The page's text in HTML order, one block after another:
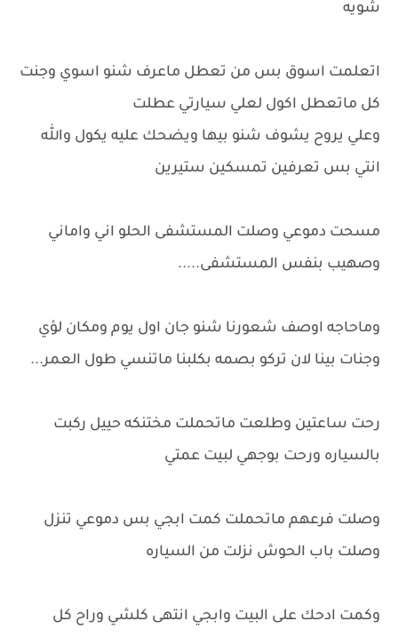
شويه
اتعلمت اسوق بس من تعطل ماعرف شنو اسوي وجنت
كل ماتعطل اكول لعلي سيارتي عطلت
وعلي يروح يشوف شنو بيها ويضحك عليه يكول والله
انتي بس تعرفين تمسكين ستيرين
مسحت دموعي وصلت المستشفى الحلو اني واماني
وصهيب بنفس المستشفى.....
وماحاجه اوصف شعورنا شنو جان اول يوم ومكان لؤي
وجنات بينا لان تركو بصمه بكلبنا ماتنسي طول العمر...
رحت ساعتين وطلعت ماتحملت مختنكه حييل ركبت
بالسياره ورحت بوجهي لبيت عمتي
وصلت فرعهم ماتحملت كمت ابجي بس دموعي تنزل
وصلت باب الحوش نزلت من السياره
وكمت ادحك على البيت وابجي انتهى كلشي وراح كل